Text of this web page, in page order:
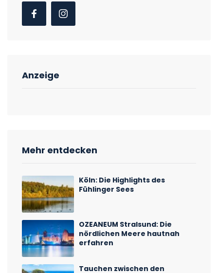
Anzeige
Mehr entdecken
Köln: Die Highlights des
Fühlinger Sees
OZEANEUM Stralsund: Die
nördlichen Meere hautnah
erfahren
Tauchen zwischen den